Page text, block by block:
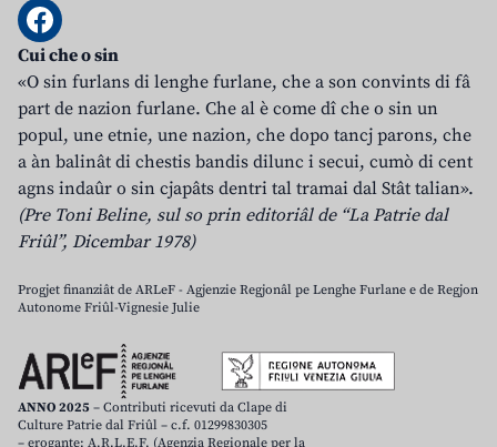
Cui che o sin
«O sin furlans di lenghe furlane, che a son convints di fâ
part de nazion furlane. Che al è come dî che o sin un
popul, une etnie, une nazion, che dopo tancj parons, che
a àn balinât di chestis bandis dilunc i secui, cumò di cent
agns indaûr o sin cjapâts dentri tal tramai dal Stât talian».
(Pre Toni Beline, sul so prin editoriâl de “La Patrie dal
Friûl”, Dicembar 1978)
Progjet finanziât de ARLeF - Agjenzie Regjonâl pe Lenghe Furlane e de Regjon
Autonome Friûl-Vignesie Julie
ANNO 2025 – Contributi ricevuti da Clape di
Culture Patrie dal Friûl – c.f. 01299830305
– erogante: A.R.L.E.F. (Agenzia Regionale per la